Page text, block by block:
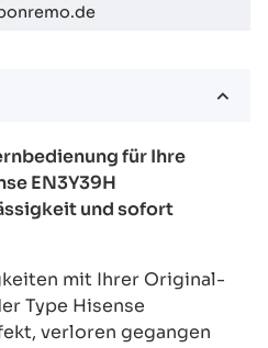
für Ihre
EN3Y39H
und sofort
mit Ihrer Original-
Type Hisense
verloren gegangen